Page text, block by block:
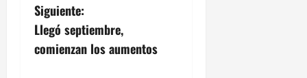
g
a
Siguiente:
Llegó septiembre,
comienzan los aumentos